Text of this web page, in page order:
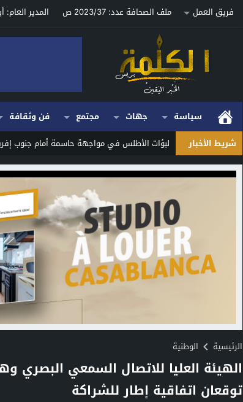
فريق العمل ملف الصحافة عدد: 2023/37 ص المدير
سياسة جهات مجتمع فن وثقافة
شريط الأخبار
لبؤات الأطلس في مواجهة حاسمة أمام جنوب
Stop
Next
الرئيسية الوطنية
الهيئة العليا للاتصال السمعي البصري
توقعان اتفاقية إطار للشراكة